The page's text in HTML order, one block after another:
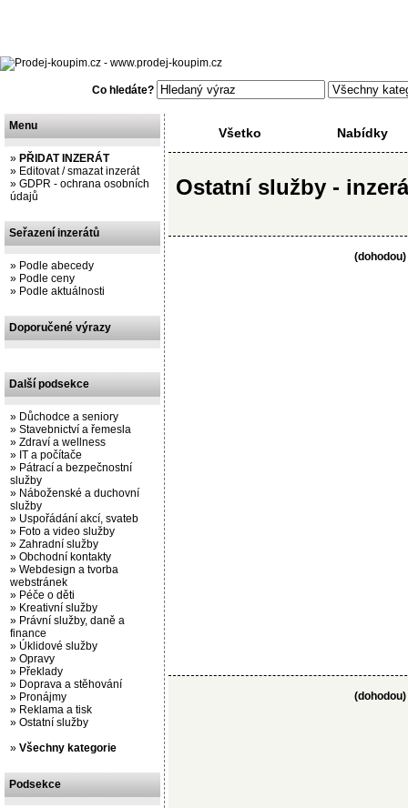
Co hledáte?
Menu
» PŘIDAT INZERÁT
» Editovat / smazat inzerát
» GDPR - ochrana osobních
údajů
Seřazení inzerátů
» Podle abecedy
» Podle ceny
» Podle aktuálnosti
Doporučené výrazy
Další podsekce
» Důchodce a seniory
» Stavebnictví a řemesla
» Zdraví a wellness
» IT a počítače
» Pátrací a bezpečnostní
služby
» Náboženské a duchovní
služby
» Uspořádání akcí, svateb
» Foto a video služby
» Zahradní služby
» Obchodní kontakty
» Webdesign a tvorba
webstránek
» Péče o děti
» Kreativní služby
» Právní služby, daně a
finance
» Úklidové služby
» Opravy
» Překlady
» Doprava a stěhování
» Pronájmy
» Reklama a tisk
» Ostatní služby
» Všechny kategorie
Podsekce
Všetko Nabídky
Ostatní služby -
(dohodou)
(dohodou)